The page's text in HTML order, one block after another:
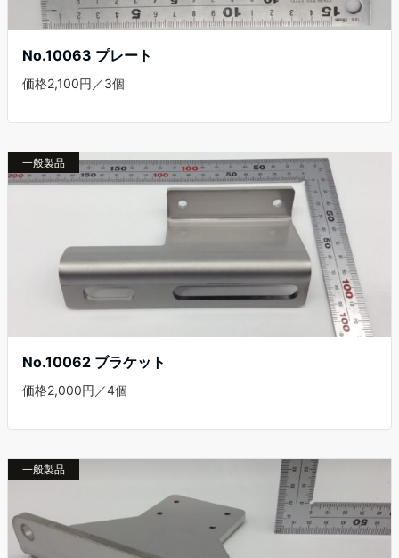
No.10063 プレート
価格2,100円／3個
一般製品
No.10062 ブラケット
価格2,000円／4個
一般製品